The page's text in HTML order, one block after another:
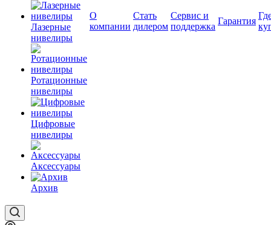
Лазерные
нивелиры
Ротационные
нивелиры
Цифровые
нивелиры
Аксессуары
Архив
О
компании
Стать
дилером
Сервис и
поддержка
Гарантия